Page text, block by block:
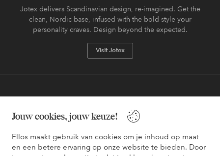
Jouw cookies, jouw keuze!
Ellos maakt gebruik van cookies om je inhoud op maat
en een betere ervaring op onze website te bieden. Door
Jotex delivers Scandinavian design, re-imagined. Get the
clean, Nordic base, infused with the bold style your
personality craves. Design beyond the expected.
Visit Jotex
Wil je meer weten over
onze betaalopties